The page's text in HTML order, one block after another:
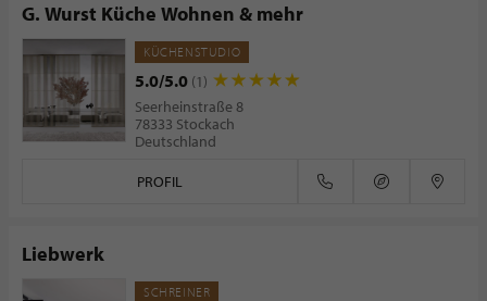
G. Wurst Küche Wohnen & mehr
KÜCHENSTUDIO
5.0/5.0 (1)
Seerheinstraße 8
78333 Stockach
Deutschland
PROFIL
Liebwerk
SCHREINER